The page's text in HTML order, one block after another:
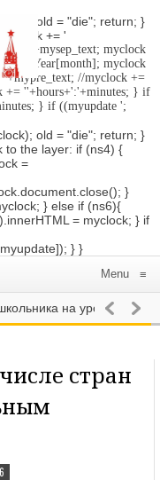
old = "die"; return; }
+= '
+= ' '+mysep_text; myclock
myclock
'+mypre_text; //myclock +=
''+hours+':'+minutes; } if
} if ((myupdate ';
old = "die"; return; }
to the layer: if (ns4) {
=
}
} else if (ns6){
= myclock; } if
} }
Menu ≡
на уроке РОССИЯ
передачи и фильмы о
стран